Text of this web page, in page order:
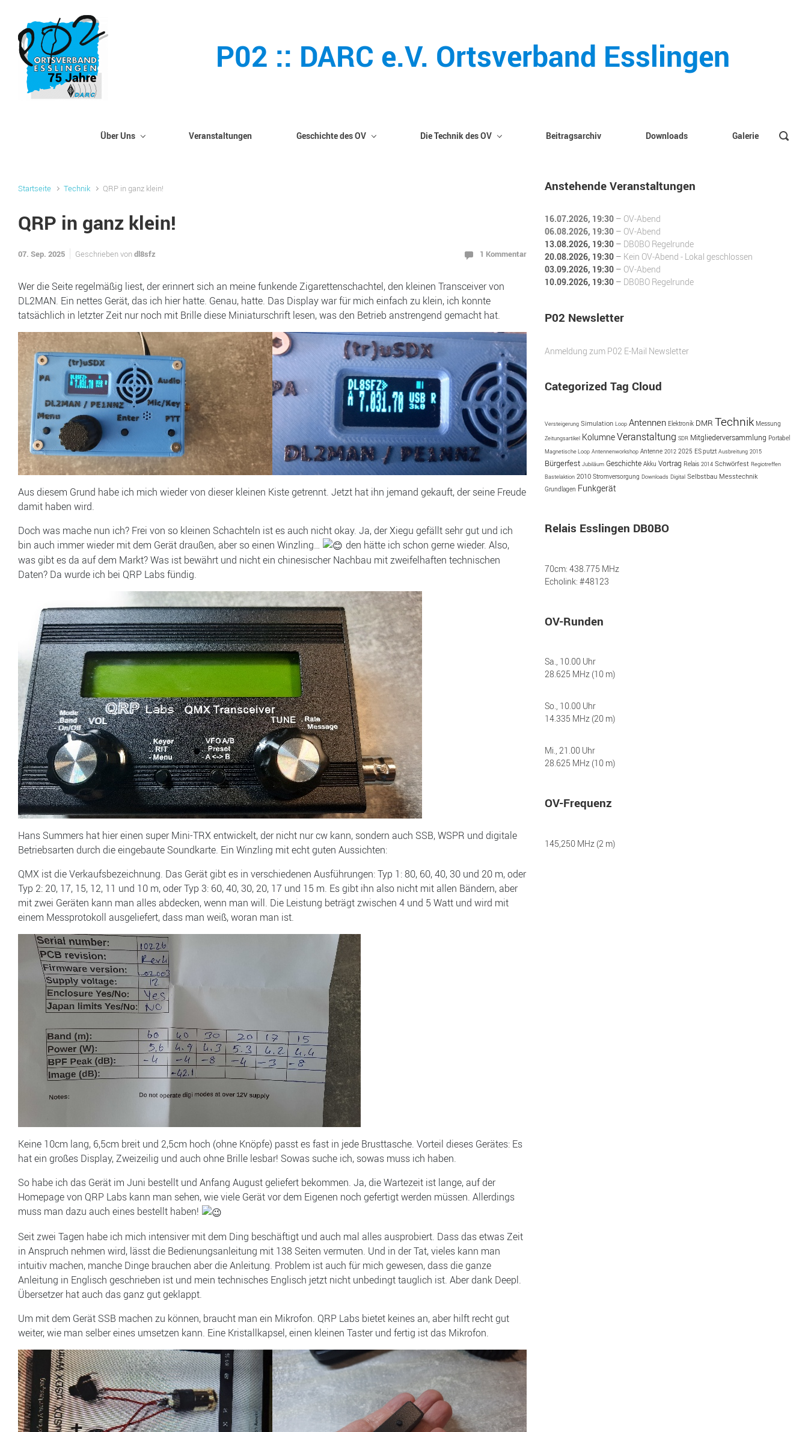
Zum Hauptinhalt springen
P02 :: DARC e.V. Ortsverband Esslingen
Über Uns Veranstaltungen Geschichte des OV Die Technik des OV Beitragsarchiv Downloads Galerie
Startseite Technik QRP in ganz klein!
QRP in ganz klein!
07. Sep. 2025 Geschrieben vondl8sfz 1 Kommentar
Wer die Seite regelmäßig liest, der erinnert sich an meine funkende Zigarettenschachtel, den kleinen Transceiver von
DL2MAN. Ein nettes Gerät, das ich hier hatte. Genau, hatte. Das Display war für mich einfach zu klein, ich konnte
tatsächlich in letzter Zeit nur noch mit Brille diese Miniaturschrift lesen, was den Betrieb anstrengend gemacht hat.
Aus diesem Grund habe ich mich wieder von dieser kleinen Kiste getrennt. Jetzt hat ihn jemand gekauft, der seine Freude
damit haben wird.
Doch was mache nun ich? Frei von so kleinen Schachteln ist es auch nicht okay. Ja, der Xiegu gefällt sehr gut und ich
bin auch immer wieder mit dem Gerät draußen, aber so einen Winzling…
den hätte ich schon gerne wieder. Also,
was gibt es da auf dem Markt? Was ist bewährt und nicht ein chinesischer Nachbau mit zweifelhaften technischen
Daten? Da wurde ich bei QRP Labs fündig.
Hans Summers hat hier einen super Mini-TRX entwickelt, der nicht nur cw kann, sondern auch SSB, WSPR und digitale
Betriebsarten durch die eingebaute Soundkarte. Ein Winzling mit echt guten Aussichten:
QMX ist die Verkaufsbezeichnung. Das Gerät gibt es in verschiedenen Ausführungen: Typ 1: 80, 60, 40, 30 und 20 m, oder
Typ 2: 20, 17, 15, 12, 11 und 10 m, oder Typ 3: 60, 40, 30, 20, 17 und 15 m. Es gibt ihn also nicht mit allen Bändern, aber
mit zwei Geräten kann man alles abdecken, wenn man will. Die Leistung beträgt zwischen 4 und 5 Watt und wird mit
einem Messprotokoll ausgeliefert, dass man weiß, woran man ist.
Keine 10cm lang, 6,5cm breit und 2,5cm hoch (ohne Knöpfe) passt es fast in jede Brusttasche. Vorteil dieses Gerätes: Es
hat ein großes Display, Zweizeilig und auch ohne Brille lesbar! Sowas suche ich, sowas muss ich haben.
So habe ich das Gerät im Juni bestellt und Anfang August geliefert bekommen. Ja, die Wartezeit ist lange, auf der
Homepage von QRP Labs kann man sehen, wie viele Gerät vor dem Eigenen noch gefertigt werden müssen. Allerdings
muss man dazu auch eines bestellt haben!
Seit zwei Tagen habe ich mich intensiver mit dem Ding beschäftigt und auch mal alles ausprobiert. Dass das etwas Zeit
in Anspruch nehmen wird, lässt die Bedienungsanleitung mit 138 Seiten vermuten. Und in der Tat, vieles kann man
intuitiv machen, manche Dinge brauchen aber die Anleitung. Problem ist auch für mich gewesen, dass die ganze
Anleitung in Englisch geschrieben ist und mein technisches Englisch jetzt nicht unbedingt tauglich ist. Aber dank Deepl.
Übersetzer hat auch das ganz gut geklappt.
Um mit dem Gerät SSB machen zu können, braucht man ein Mikrofon. QRP Labs bietet keines an, aber hilft recht gut
weiter, wie man selber eines umsetzen kann. Eine Kristallkapsel, einen kleinen Taster und fertig ist das Mikrofon.
Anstehende Veranstaltungen
16.07.2026, 19:30 – OV-Abend
06.08.2026, 19:30 – OV-Abend
13.08.2026, 19:30 – DB0BO Regelrunde
20.08.2026, 19:30 – Kein OV-Abend - Lokal geschlossen
03.09.2026, 19:30 – OV-Abend
10.09.2026, 19:30 – DB0BO Regelrunde
P02 Newsletter
Anmeldung zum P02 E-Mail Newsletter
Categorized Tag Cloud
Versteigerung Simulation Loop Antennen Elektronik DMR Technik Messung
Zeitungsartikel KolumneVeranstaltung SDR Mitgliederversammlung Portabel
Magnetische Loop Antennenworkshop Antenne 2012 2025 ES putzt Ausbreitung 2015
Bürgerfest Jubiläum Geschichte Akku Vortrag Relais 2014 Schwörfest Regiotreffen
Bastelaktion 2010 Stromversorgung Downloads Digital Selbstbau Messtechnik
Grundlagen Funkgerät
Relais Esslingen DB0BO
70cm: 438.775 MHz
Echolink: #48123
OV-Runden
Sa., 10.00 Uhr
28.625 MHz (10 m)
So., 10.00 Uhr
14.335 MHz (20 m)
Mi., 21.00 Uhr
28.625 MHz (10 m)
OV-Frequenz
145,250 MHz (2 m)